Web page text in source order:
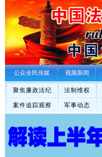
公众全民传媒 视频新闻
聚焦廉政法纪 法制维权
案件追踪观察 军事动态